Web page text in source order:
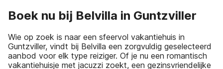
Boek nu bij Belvilla in Guntzviller
Wie op zoek is naar een sfeervol vakantiehuis in
Guntzviller, vindt bij Belvilla een zorgvuldig geselecteerd
aanbod voor elk type reiziger. Of je nu een romantisch
vakantiehuisje met jacuzzi zoekt, een gezinsvriendelijke